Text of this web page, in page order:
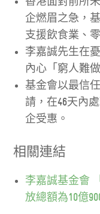
企燃眉之急，
支援飲食業、
李嘉誠先生在
內心「窮人難
基金會以最信
請，在46天內
企受惠。
相關連結
李嘉誠基金會
放總額為10億